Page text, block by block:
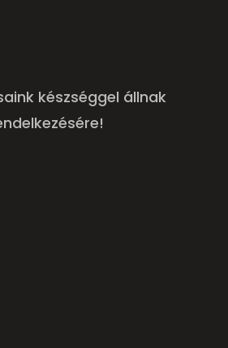
készséggel állnak